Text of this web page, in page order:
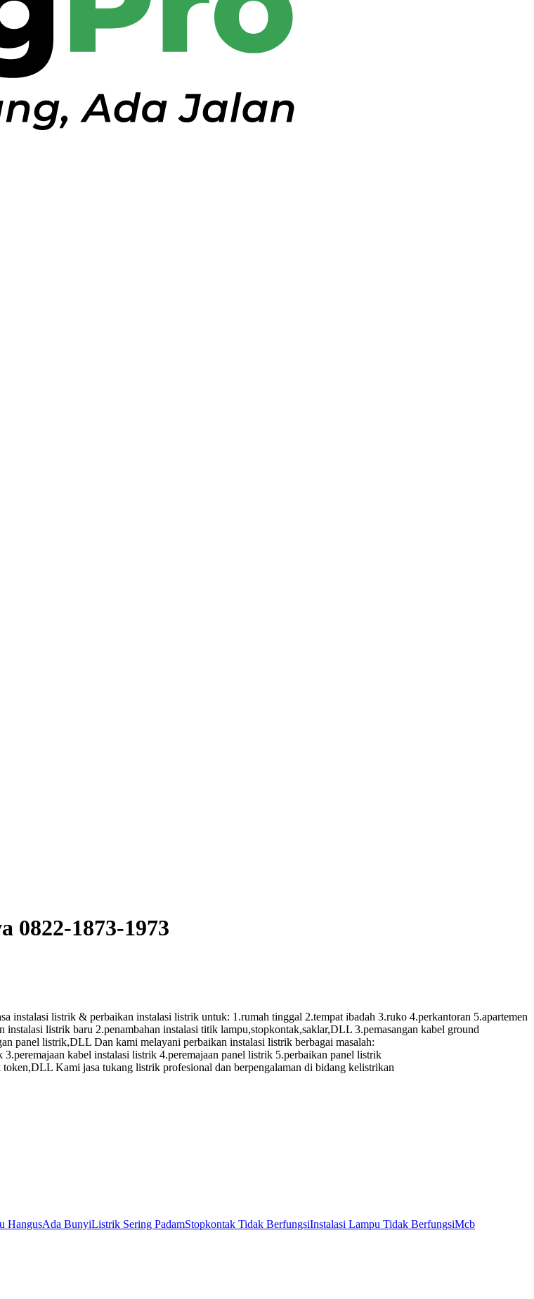
1873-1973
listrik & perbaikan instalasi listrik untuk: 1.rumah tinggal 2.tempat ibadah 3.ruko 4.perkantoran 5.apartemen
listrik baru 2.penambahan instalasi titik lampu,stopkontak,saklar,DLL 3.pemasangan kabel ground
panel listrik,DLL Dan kami melayani perbaikan instalasi listrik berbagai masalah:
kabel instalasi listrik 4.peremajaan panel listrik 5.perbaikan panel listrik
Kami jasa tukang listrik profesional dan berpengalaman di bidang kelistrikan
HangusAda BunyiListrik Sering PadamStopkontak Tidak BerfungsiInstalasi Lampu Tidak BerfungsiMcb